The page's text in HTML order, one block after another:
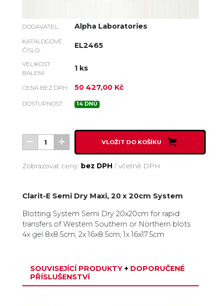
DODAVATEL: Alpha Laboratories
KATALOGOVÉ
ČÍSLO:
EL2465
VELIKOST
BALENÍ:
1 ks
CENA BEZ DPH: 50 427,00 Kč
DOSTUPNOST: 14 DNŮ
VLOŽIT DO KOŠÍKU
Zobrazovat ceny: bez DPH /včetně DPH
Clarit-E Semi Dry Maxi, 20 x 20cm System
Blotting System Semi Dry 20x20cm for rapid
transfers of Western Southern or Northern blots
4x gel 8x8.5cm; 2x 16x8.5cm; 1x 16x17.5cm
SOUVISEJÍCÍ PRODUKTY +DOPORUČENÉ
PŘÍSLUŠENSTVÍ